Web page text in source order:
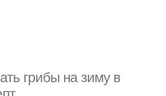
грибы на зиму в